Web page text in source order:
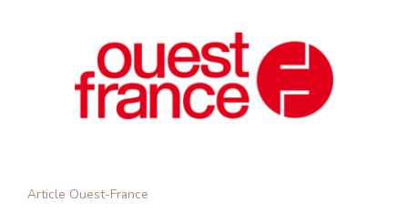
Article Ouest-France